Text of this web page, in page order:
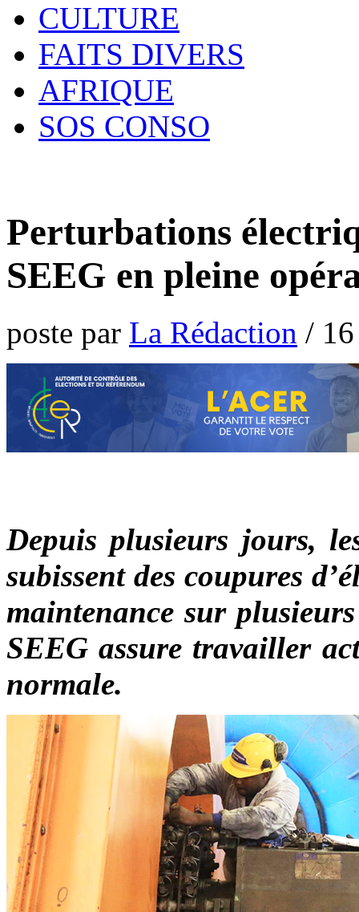
CULTURE
FAITS DIVERS
AFRIQUE
SOS CONSO
Perturbations
SEEG en pleine
poste par La Rédaction /
Depuis plusieurs jours,
subissent des coupures
maintenance sur
SEEG assure travailler
normale.